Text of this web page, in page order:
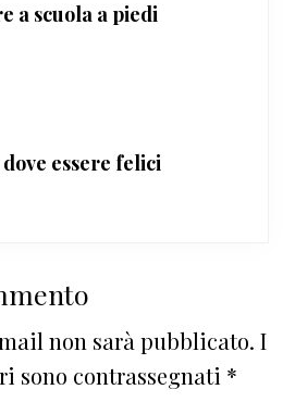
a scuola a piedi
dove essere felici
non sarà pubblicato. I
sono contrassegnati *